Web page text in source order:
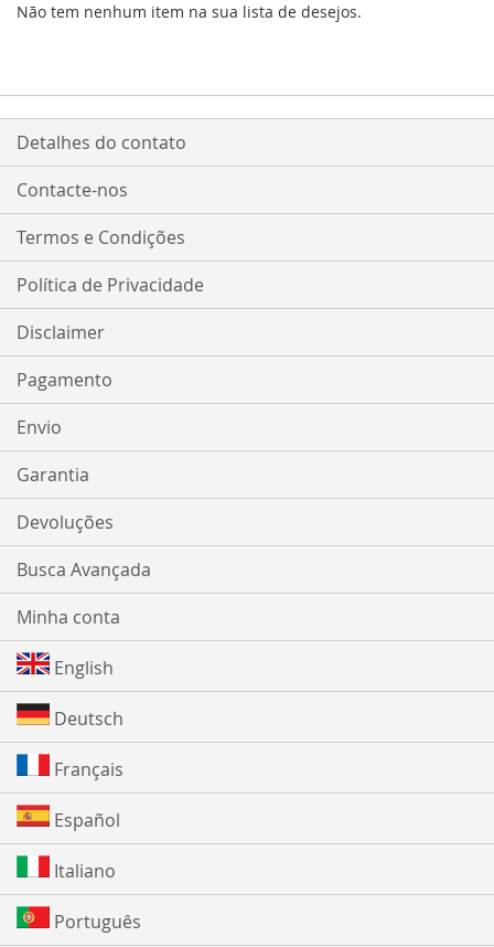
Não tem nenhum item na sua lista de desejos.
Detalhes do contato
Contacte-nos
Termos e Condições
Política de Privacidade
Disclaimer
Pagamento
Envio
Garantia
Devoluções
Busca Avançada
Minha conta
English
Deutsch
Français
Español
Italiano
Português